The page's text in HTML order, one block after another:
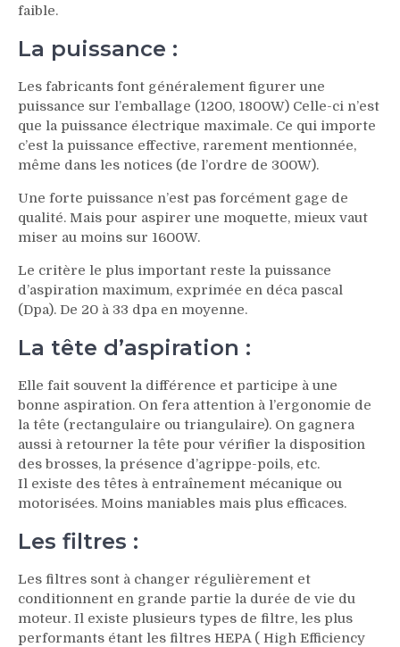
faible.
La puissance :
Les fabricants font généralement figurer une
puissance sur l’emballage (1200, 1800W) Celle-ci n’est
que la puissance électrique maximale. Ce qui importe
c’est la puissance effective, rarement mentionnée,
même dans les notices (de l’ordre de 300W).
Une forte puissance n’est pas forcément gage de
qualité. Mais pour aspirer une moquette, mieux vaut
miser au moins sur 1600W.
Le critère le plus important reste la puissance
d’aspiration maximum, exprimée en déca pascal
(Dpa). De 20 à 33 dpa en moyenne.
La tête d’aspiration :
Elle fait souvent la différence et participe à une
bonne aspiration. On fera attention à l’ergonomie de
la tête (rectangulaire ou triangulaire). On gagnera
aussi à retourner la tête pour vérifier la disposition
des brosses, la présence d’agrippe-poils, etc.
Il existe des têtes à entraînement mécanique ou
motorisées. Moins maniables mais plus efficaces.
Les filtres :
Les filtres sont à changer régulièrement et
conditionnent en grande partie la durée de vie du
moteur. Il existe plusieurs types de filtre, les plus
performants étant les filtres HEPA ( High Efficiency